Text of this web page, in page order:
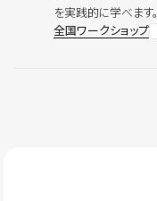
を実践的に学べます。
全国ワークショップ